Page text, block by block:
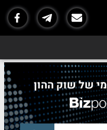
של שוק ההון